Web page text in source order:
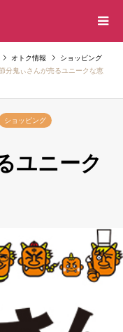
オトク情報
ショッピング
分鬼ぃさんが売るユニークな恵
ショッピング
ユニーク